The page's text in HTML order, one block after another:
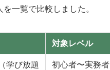
一覧で比較しました。
対象レベル
学び放題
初心者〜実務者